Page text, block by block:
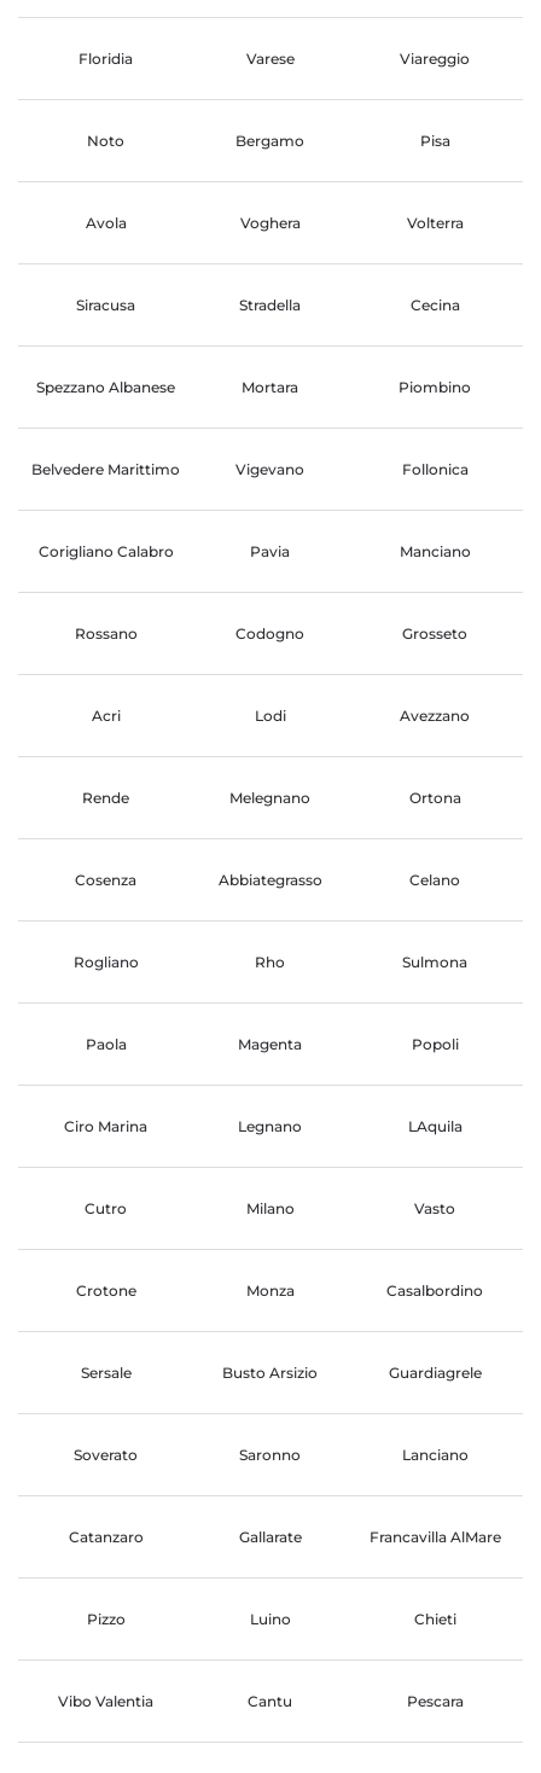
Floridia Varese Viareggio
Noto Bergamo Pisa
Avola Voghera Volterra
Siracusa Stradella Cecina
Spezzano Albanese Mortara Piombino
Belvedere Marittimo Vigevano Follonica
Corigliano Calabro Pavia Manciano
Rossano Codogno Grosseto
Acri Lodi Avezzano
Rende Melegnano Ortona
Cosenza Abbiategrasso Celano
Rogliano Rho Sulmona
Paola Magenta Popoli
Ciro Marina Legnano LAquila
Cutro Milano Vasto
Crotone Monza Casalbordino
Sersale Busto Arsizio Guardiagrele
Soverato Saronno Lanciano
Catanzaro Gallarate Francavilla AlMare
Pizzo Luino Chieti
Vibo Valentia Cantu Pescara